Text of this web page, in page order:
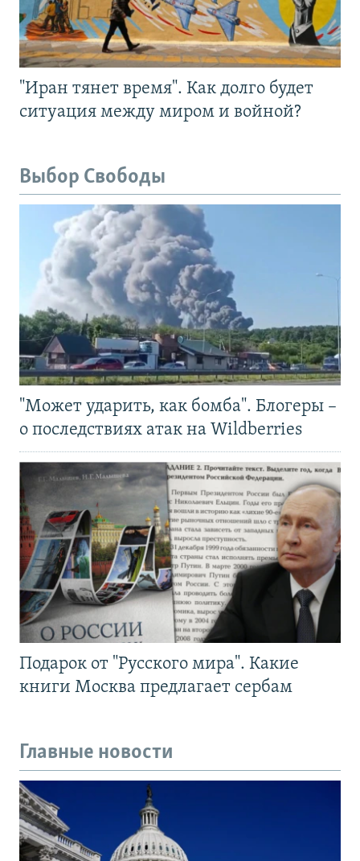
"Иран тянет время". Как долго будет
ситуация между миром и войной?
Выбор Свободы
"Может ударить, как бомба". Блогеры –
о последствиях атак на Wildberries
Подарок от "Русского мира". Какие
книги Москва предлагает сербам
Главные новости